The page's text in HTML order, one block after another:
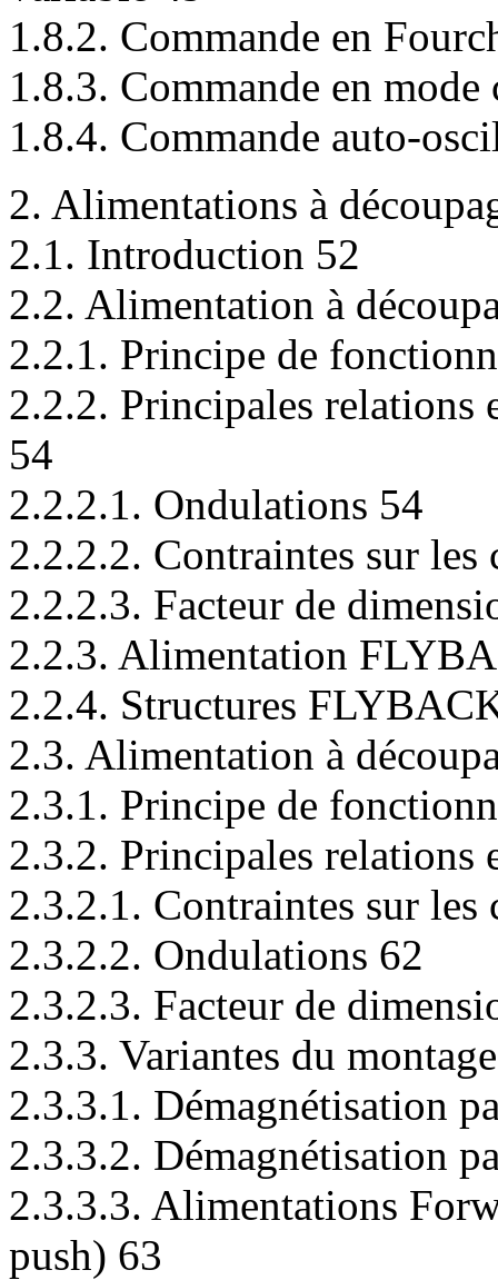
1.8.2. Commande en
1.8.3. Commande en mode
1.8.4. Commande auto-
2. Alimentations à
2.1. Introduction 52
2.2. Alimentation à
2.2.1. Principe de
2.2.2. Principales relations
54
2.2.2.1. Ondulations 54
2.2.2.2. Contraintes sur les
2.2.2.3. Facteur de
2.2.3. Alimentation
2.2.4. Structures
2.3. Alimentation à
2.3.1. Principe de
2.3.2. Principales relations
2.3.2.1. Contraintes sur les
2.3.2.2. Ondulations 62
2.3.2.3. Facteur de
2.3.3. Variantes du
2.3.3.1. Démagnétisation
2.3.3.2. Démagnétisation
2.3.3.3. Alimentations
push) 63